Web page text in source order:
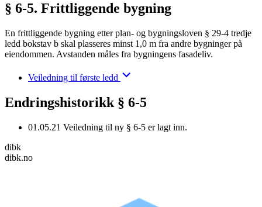
§ 6-5. Frittliggende bygning
En frittliggende bygning etter plan- og bygningsloven § 29-4 tredje
ledd bokstav b skal plasseres minst 1,0 m fra andre bygninger på
eiendommen. Avstanden måles fra bygningens fasadeliv.
Veiledning til første ledd
Endringshistorikk § 6-5
01.05.21 Veiledning til ny § 6-5 er lagt inn.
dibk
dibk.no